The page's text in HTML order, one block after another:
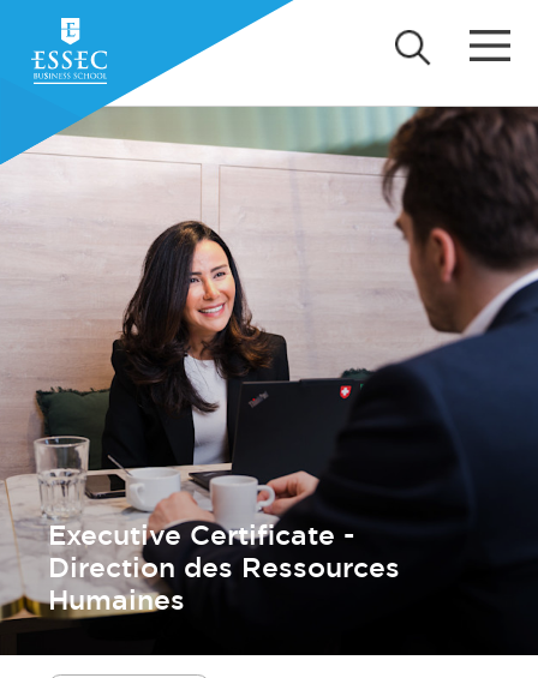
Executive Certificate -
Direction des Ressources
Humaines